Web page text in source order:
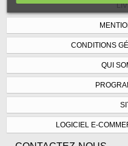
CONDITIONS
QUI
LOGICIEL E-